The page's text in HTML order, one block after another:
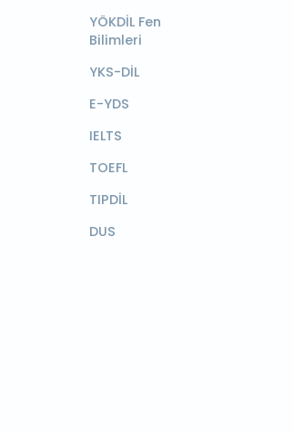
YÖKDİL Fen
Bilimleri
YKS-DİL
E-YDS
IELTS
TOEFL
TIPDİL
DUS